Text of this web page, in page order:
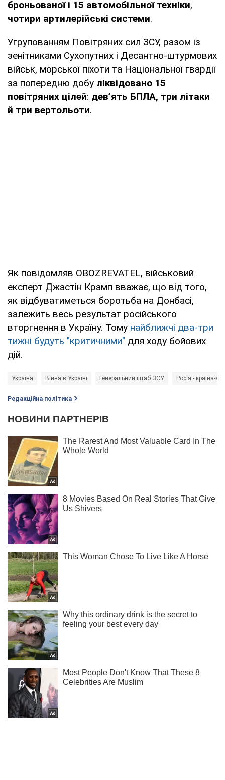
броньованої і 15 автомобільної техніки,
чотири артилерійські системи.
Угрупованням Повітряних сил ЗСУ, разом із
зенітниками Сухопутних і Десантно-штурмових
військ, морської піхоти та Національної гвардії
за попередню добу ліквідовано 15
повітряних цілей: дев’ять БПЛА, три літаки
й три вертольоти.
Як повідомляв OBOZREVATEL, військовий
експерт Джастін Крамп вважає, що від того,
як відбуватиметься боротьба на Донбасі,
залежить весь результат російського
вторгнення в Україну. Тому найближчі два-три
тижні будуть "критичними" для ходу бойових
дій.
Україна Війна в Україні Генеральний штаб ЗСУ Росія - країна-
Редакційна політика